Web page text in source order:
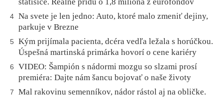
4 Na svete je len jedno: Auto, ktoré malo zmeniť dejiny,
parkuje v Brezne
5
Kým prijímala pacienta, dcéra vedľa ležala s horúčkou.
Úspešná martinská primárka hovorí o cene kariéry
6
VIDEO: Šampión s nádormi mozgu so slzami prosí
premiéra: Dajte nám šancu bojovať o naše životy
7
Mal rakovinu semenníkov, nádor rástol aj na obličke.